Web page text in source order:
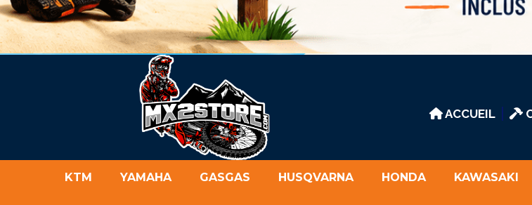
ACCUEIL
KTM YAMAHA GASGAS HUSQVARNA HONDA KAWASAKI